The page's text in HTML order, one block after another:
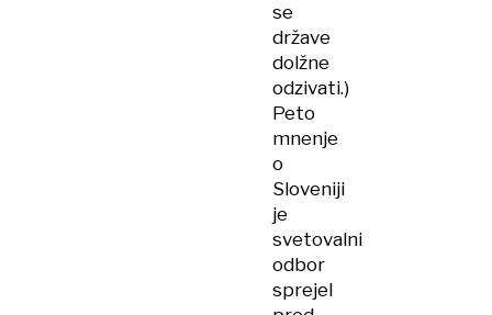
se
države
dolžne
odzivati.)
Peto
mnenje
o
Sloveniji
je
svetovalni
odbor
sprejel